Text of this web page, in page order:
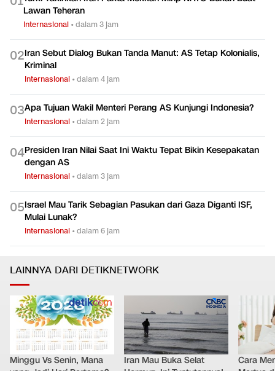
5Israel Mau Tarik Sebagian Pasukan dari Gaza Diganti ISF,
Internasional• dalam 6 jam
LAINNYA DARI DETIKNETWORK
Minggu Vs Senin, Mana
yang Jadi Hari Pertama?
dalam 7 jam
Hormuz, Ini Tuntutannya!
dalam 6 jam
Mertua
dari
Nasional Teknologi
Otomotif Internasional
Hiburan Ekonomi